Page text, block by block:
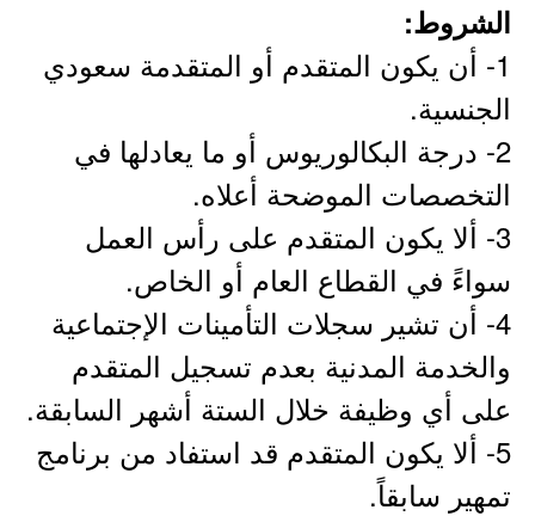
الشروط:
1- أن يكون المتقدم أو المتقدمة سعودي
الجنسية.
2- درجة البكالوريوس أو ما يعادلها في
التخصصات الموضحة أعلاه.
3- ألا يكون المتقدم على رأس العمل
سواءً في القطاع العام أو الخاص.
4- أن تشير سجلات التأمينات الإجتماعية
والخدمة المدنية بعدم تسجيل المتقدم
على أي وظيفة خلال الستة أشهر السابقة.
5- ألا يكون المتقدم قد استفاد من برنامج
تمهير سابقاً.